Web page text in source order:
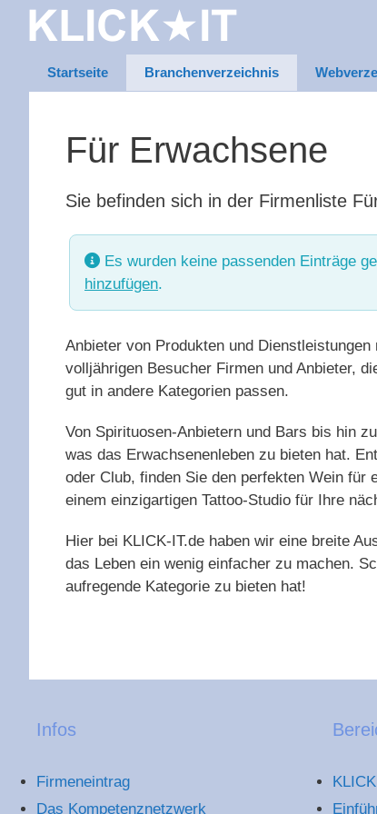
Inhalt
Startseite Branchenverzeichnis
Für Erwachsene
Sie befinden sich in der Firmenliste
Es wurden keine passenden Einträge
hinzufügen.
Anbieter von Produkten und
volljährigen Besucher Firmen und Anbieter,
gut in andere Kategorien passen.
Von Spirituosen-Anbietern und Bars bis hin
was das Erwachsenenleben zu bieten hat.
oder Club, finden Sie den perfekten Wein für
einem einzigartigen Tattoo-Studio für Ihre
Hier bei KLICK-IT.de haben wir eine breite
das Leben ein wenig einfacher zu machen.
aufregende Kategorie zu bieten hat!
Infos
Firmeneintrag
Das Kompetenznetzwerk